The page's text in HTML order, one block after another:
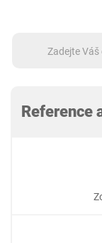
Reference